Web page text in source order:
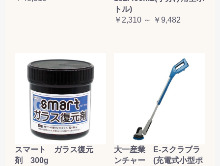
トル)
￥2,310 ～ ￥9,482
スマート ガラス復元
剤 300g
大一産業 E-スクラブラ
ンチャー (充電式小型ポ